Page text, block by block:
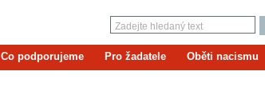
Co podporujeme Pro žadatele Oběti nacismu